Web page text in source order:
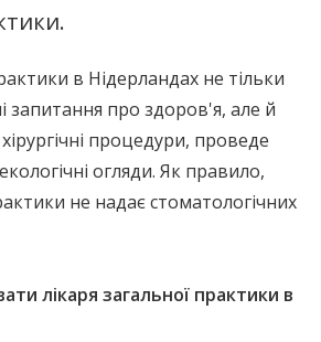
в Нідерландах не тільки
запитання про здоров'я, але й
процедури, проведе
огляди. Як правило,
не надає стоматологічних
лікаря загальної практики в